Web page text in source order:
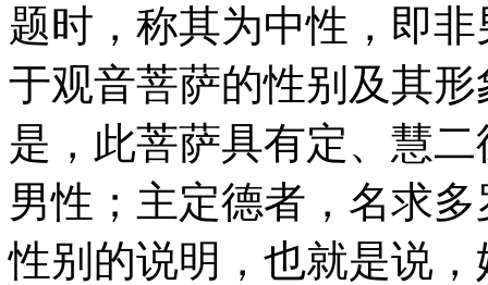
题时，称其为中性，即
于观音菩萨的性别及其
是，此菩萨具有定、慧
男性；主定德者，名求
性别的说明，也就是说